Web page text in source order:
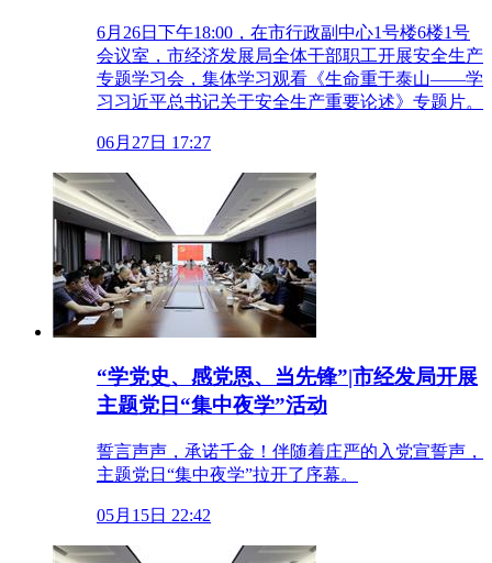
6月26日下午18:00，在市行政副中心1号楼6楼1号
会议室，市经济发展局全体干部职工开展安全生产
专题学习会，集体学习观看《生命重于泰山——学
习习近平总书记关于安全生产重要论述》专题片。
06月27日 17:27
“学党史、感党恩、当先锋”|市经发局开展
主题党日“集中夜学”活动
誓言声声，承诺千金！伴随着庄严的入党宣誓声，
主题党日“集中夜学”拉开了序幕。
05月15日 22:42